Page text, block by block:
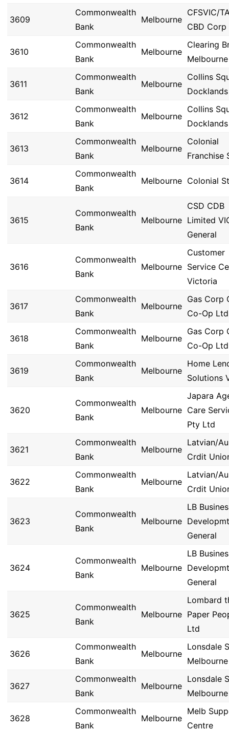
3609
Commonwealth
Bank
Melbourne
CFSVIC/
CBD Corp
3610
Commonwealth
Bank
Melbourne
Clearing
Melbourne
3611
Commonwealth
Bank
Melbourne
Collins
Docklands
3612
Commonwealth
Bank
Melbourne
Collins
Docklands
3613
Commonwealth
Bank
Melbourne
Colonial
Franchise
3614
Commonwealth
Bank
Melbourne Colonial
3615
Commonwealth
Bank
Melbourne
CSD CDB
Limited
General
3616
Commonwealth
Bank
Melbourne
Customer
Service
Victoria
3617
Commonwealth
Bank
Melbourne
Gas Corp
Co-Op Ltd
3618
Commonwealth
Bank
Melbourne
Gas Corp
Co-Op Ltd
3619
Commonwealth
Bank
Melbourne
Home
Solutions
3620
Commonwealth
Bank
Melbourne
Japara
Care
Pty Ltd
3621
Commonwealth
Bank
Melbourne
Latvian/
Crdit
3622
Commonwealth
Bank
Melbourne
Latvian/
Crdit
3623
Commonwealth
Bank
Melbourne
LB
General
3624
Commonwealth
Bank
Melbourne
LB
General
3625
Commonwealth
Bank
Melbourne
Lombard
Paper
Ltd
3626
Commonwealth
Bank
Melbourne
Lonsdale
Melbourne
3627
Commonwealth
Bank
Melbourne
Lonsdale
Melbourne
3628
Commonwealth
Bank
Melbourne
Melb
Centre